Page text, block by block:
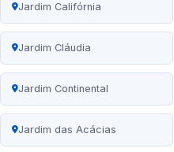
Jardim Califórnia
Jardim Cláudia
Jardim Continental
Jardim das Acácias